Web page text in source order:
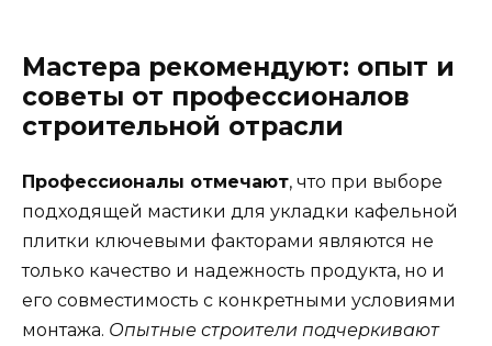
Мастера рекомендуют: опыт и
советы от профессионалов
строительной отрасли
Профессионалы отмечают, что при выборе
подходящей мастики для укладки кафельной
плитки ключевыми факторами являются не
только качество и надежность продукта, но и
его совместимость с конкретными условиями
монтажа. Опытные строители подчеркивают